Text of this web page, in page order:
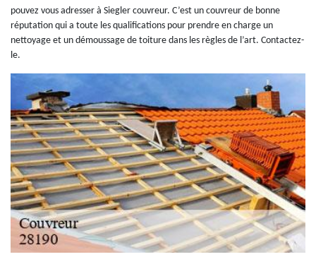
pouvez vous adresser à Siegler couvreur. C’est un couvreur de bonne
réputation qui a toute les qualifications pour prendre en charge un
nettoyage et un démoussage de toiture dans les règles de l’art. Contactez-
le.